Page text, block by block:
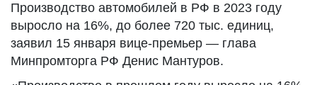
Производство автомобилей в РФ в 2023 году
выросло на 16%, до более 720 тыс. единиц,
заявил 15 января вице-премьер — глава
Минпромторга РФ Денис Мантуров.